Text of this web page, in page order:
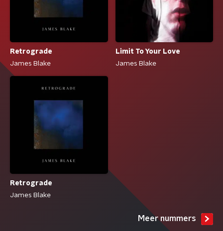
Retrograde
James Blake
Limit To Your Love
James Blake
Retrograde
James Blake
Meer nummers